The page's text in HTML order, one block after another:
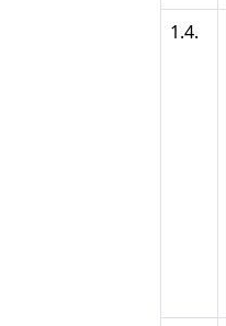
1.4.